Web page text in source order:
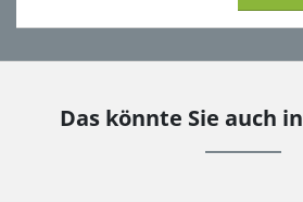
Das könnte Sie auch